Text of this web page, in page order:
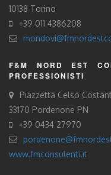
10138 Torino
+39 011 4386208
F&M NORD EST
PROFESSIONISTI
Piazzetta Celso
33170 Pordenone PN
+39 0434 27970
www.fmconsulenti.it